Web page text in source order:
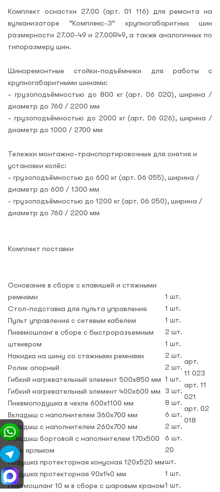
Комплект оснастки 27.00 (арт. 01 116) для ремонта на
вулканизаторе "Комплекс-3" крупногабаритных шин
размерности 27.00-49 и 27.00R49, а также аналогичных по
типоразмеру шин.
Шиноремонтные стойки-подъёмники для работы с
крупногабаритными шинами:
- грузоподъёмностью до 800 кг (арт. 06 020), ширина /
диаметр до 760 / 2200 мм
- грузоподъёмностью до 2000 кг (арт. 06 026), ширина /
диаметр до 1000 / 2700 мм
Тележки монтажно-транспортировочные для снятия и
установки колёс:
- грузоподъёмностью до 600 кг (арт. 06 055), ширина /
диаметр до 600 / 1300 мм
- грузоподъёмностью до 1200 кг (арт. 06 050), ширина /
диаметр до 760 / 2200 мм
Комплект поставки
Основание в сборе с клавишей и стяжными
ремнями
Стол-подставка для пульта управления
Пульт управления с сетевым кабелем
Пневмошланг в сборе с быстроразъемным
штекером
Накидка на шину со стяжными ремнями
Ролик опорный
Гибкий нагревательный элемент 500х850 мм
Гибкий нагревательный элемент 400х600 мм
Пневмоподушка в чехле 600х1100 мм
Вкладыш с наполнителем 360х700 мм
Вкладыш с наполнителем 260х700 мм
Вкладыш бортовой с наполнителем 170х500
мм с ярлыком
Подушка протекторная конусная 120х520 мм
Подушка протекторная 90х140 мм
Пневмошланг 10 м в сборе с шаровым краном
1 шт.
1 шт.
1 шт.
2 шт.
1 шт.
2 шт.
2 шт.
1 шт.
3 шт.
8 шт.
6 шт.
2 шт.
6 шт.
20
шт.
1 шт.
1 шт.
арт.
11 023
арт. 11
021
арт. 02
018